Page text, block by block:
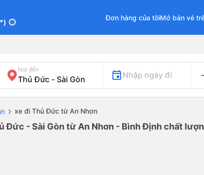
info
Đơn hàng của tôiMở bán vé
Nơi đến
Nhập ngày đi
xe đi Thủ Đức từ An Nhơn
Đức - Sài Gòn từ An Nhơn - Bình Định chất